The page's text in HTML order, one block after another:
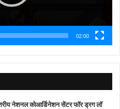
02:00
नेशनल कोआर्डिनेशन सेंटर फॉर ड्रग लॉ